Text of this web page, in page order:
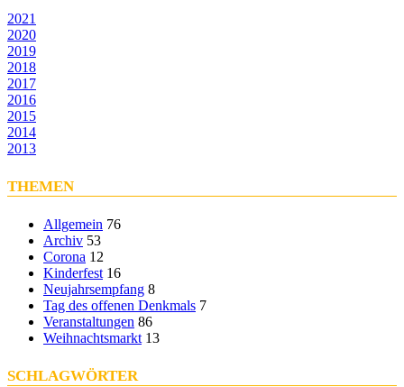
2021
2020
2019
2018
2017
2016
2015
2014
2013
THEMEN
Allgemein 76
Archiv 53
Corona 12
Kinderfest 16
Neujahrsempfang 8
Tag des offenen Denkmals 7
Veranstaltungen 86
Weihnachtsmarkt 13
SCHLAGWÖRTER